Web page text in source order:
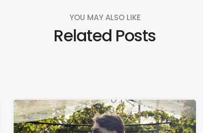
YOU MAY ALSO LIKE
Related Posts